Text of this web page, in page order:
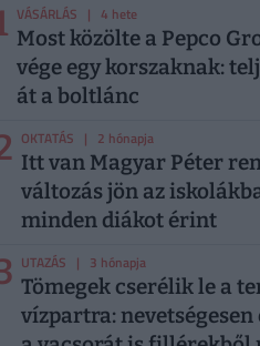
VÁSÁRLÁS | 4 hete
Most közölte a Pepco
vége egy korszaknak:
át a boltlánc
OKTATÁS | 2 hónapja
Itt van Magyar Péter
változás jön az
minden diákot érint
UTAZÁS | 3 hónapja
Tömegek cserélik le a
vízpartra: nevetségesen